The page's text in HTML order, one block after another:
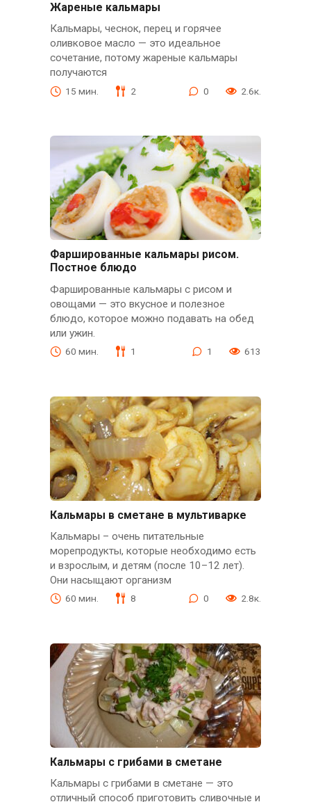
Жареные кальмары
Кальмары, чеснок, перец и горячее
оливковое масло — это идеальное
сочетание, потому жареные кальмары
получаются
15 мин. 2 0 2.6к.
Фаршированные кальмары рисом.
Постное блюдо
Фаршированные кальмары с рисом и
овощами — это вкусное и полезное
блюдо, которое можно подавать на обед
или ужин.
60 мин. 1 1 613
Кальмары в сметане в мультиварке
Кальмары – очень питательные
морепродукты, которые необходимо есть
и взрослым, и детям (после 10–12 лет).
Они насыщают организм
60 мин. 8 0 2.8к.
Кальмары с грибами в сметане
Кальмары с грибами в сметане — это
отличный способ приготовить сливочные и